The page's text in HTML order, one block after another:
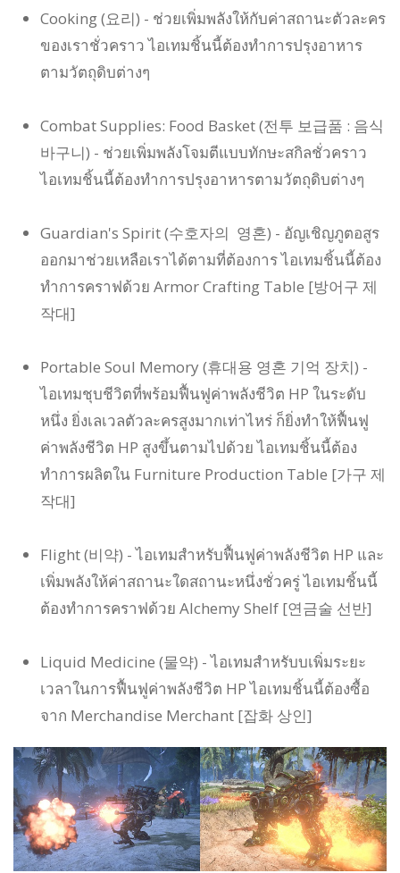
Cooking (요리) - ช่วยเพิ่มพลังให้กับค่าสถานะตัวละคร
ของเราชั่วคราว ไอเทมชิ้นนี้ต้องทำการปรุงอาหาร
ตามวัตถุดิบต่างๆ
Combat Supplies: Food Basket (전투 보급품 : 음식
바구니) - ช่วยเพิ่มพลังโจมตีแบบทักษะสกิลชั่วคราว
ไอเทมชิ้นนี้ต้องทำการปรุงอาหารตามวัตถุดิบต่างๆ
Guardian's Spirit (수호자의 영혼) - อัญเชิญภูตอสูร
ออกมาช่วยเหลือเราได้ตามที่ต้องการ ไอเทมชิ้นนี้ต้อง
ทำการคราฟด้วย Armor Crafting Table [방어구 제
작대]
Portable Soul Memory (휴대용 영혼 기억 장치) -
ไอเทมชุบชีวิตที่พร้อมฟื้นฟูค่าพลังชีวิต HP ในระดับ
หนึ่ง ยิ่งเลเวลตัวละครสูงมากเท่าไหร่ ก็ยิ่งทำให้ฟื้นฟู
ค่าพลังชีวิต HP สูงขึ้นตามไปด้วย ไอเทมชิ้นนี้ต้อง
ทำการผลิตใน Furniture Production Table [가구 제
작대]
Flight (비약) - ไอเทมสำหรับฟื้นฟูค่าพลังชีวิต HP และ
เพิ่มพลังให้ค่าสถานะใดสถานะหนึ่งชั่วครู่ ไอเทมชิ้นนี้
ต้องทำการคราฟด้วย Alchemy Shelf [연금술 선반]
Liquid Medicine (물약) - ไอเทมสำหรับบเพิ่มระยะ
เวลาในการฟื้นฟูค่าพลังชีวิต HP ไอเทมชิ้นนี้ต้องซื้อ
จาก Merchandise Merchant [잡화 상인]